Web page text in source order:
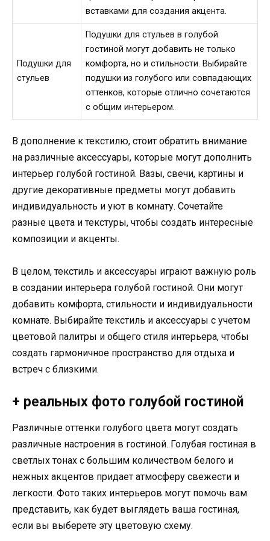
вставками для создания акцента.
Подушки для
стульев
Подушки для стульев в голубой
гостиной могут добавить не только
комфорта, но и стильности. Выбирайте
подушки из голубого или совпадающих
оттенков, которые отлично сочетаются
с общим интерьером.
В дополнение к текстилю, стоит обратить внимание
на различные аксессуары, которые могут дополнить
интерьер голубой гостиной. Вазы, свечи, картины и
другие декоративные предметы могут добавить
индивидуальность и уют в комнату. Сочетайте
разные цвета и текстуры, чтобы создать интересные
композиции и акценты.
В целом, текстиль и аксессуары играют важную роль
в создании интерьера голубой гостиной. Они могут
добавить комфорта, стильности и индивидуальности
комнате. Выбирайте текстиль и аксессуары с учетом
цветовой палитры и общего стиля интерьера, чтобы
создать гармоничное пространство для отдыха и
встреч с близкими.
+ реальных фото голубой гостиной
Различные оттенки голубого цвета могут создать
различные настроения в гостиной. Голубая гостиная в
светлых тонах с большим количеством белого и
нежных акцентов придает атмосферу свежести и
легкости. Фото таких интерьеров могут помочь вам
представить, как будет выглядеть ваша гостиная,
если вы выберете эту цветовую схему.